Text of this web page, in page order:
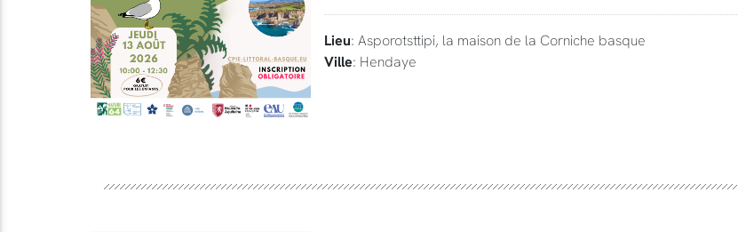
Lieu: Asporotsttipi, la maison de la Corniche basque
Ville: Hendaye